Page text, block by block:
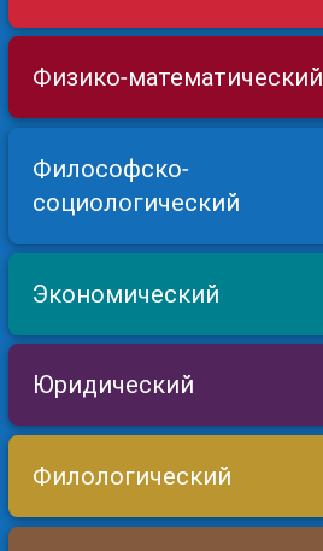
Физико-математический
Философско-
социологический
Экономический
Юридический
Филологический